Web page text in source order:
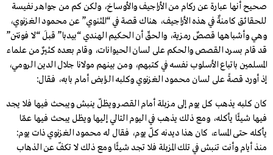
صحيح أنها عبارة عن ركام من الأراجيف والأوساخ، ولكن كم من جواهر نفيسة
للحقائق كامنةٌ في هذه الأراجيف، هناك قصة في “المثنوي” عن محمود الغزنوي،
وهي وأشباهها قصصٌ رمزية، والحقّ أن الحكيم الهندي “بيدبا” قبلَ “لا فونتن”
قد قام بسرد القصص والحكم على لسان الحيوانات، وقام بعده كثيرٌ من علماء
المسلمين باتباع الأسلوب نفسه في كتبهم، ومن بينهم مولانا جلال الدين الرومي،
إذ أورد قصةً على لسان محمود الغزنوي وكلبه الرابض أمام بابه، فقال:
كان كلبه يذهب كل يوم إلى مزبلة أمام القصر ويظلّ ينبش ويبحث فيها فلا يجد
فيها شيئًا يأكله، ومع ذلك يذهب في اليوم التالي إليها ويظل يبحث فيها عمّا
يأكله حتى المساء، كان هذا ديدنه كلّ يوم، فقال له محمود الغزنوي ذات يوم:
منذ أيام وأنت تنبش في تلك المزبلة فلا تجد شيئًا ومع ذلك لا تكفّ عن الذهاب